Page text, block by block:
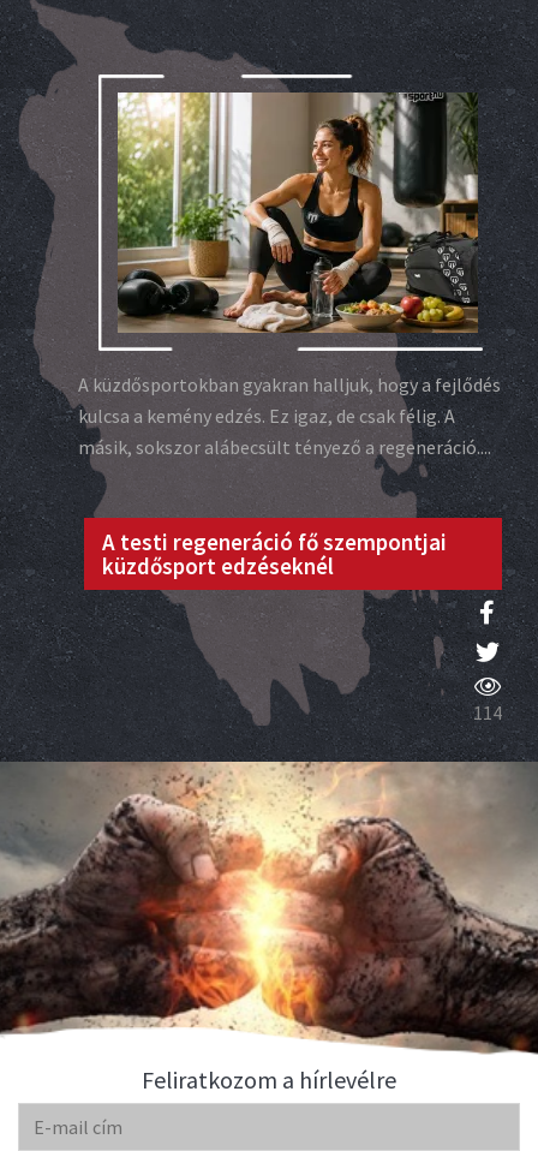
A küzdősportokban gyakran halljuk, hogy a fejlődés
kulcsa a kemény edzés. Ez igaz, de csak félig. A
másik, sokszor alábecsült tényező a regeneráció....
A testi regeneráció fő szempontjai
küzdősport edzéseknél
114
Feliratkozom a hírlevélre